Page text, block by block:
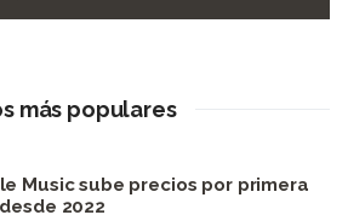
más populares
Music sube precios por primera
2022